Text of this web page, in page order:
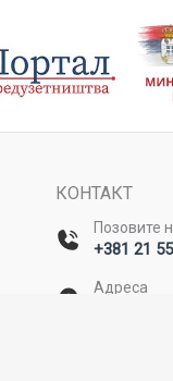
КОНТАКТ
Позовите
+381 21
Адреса